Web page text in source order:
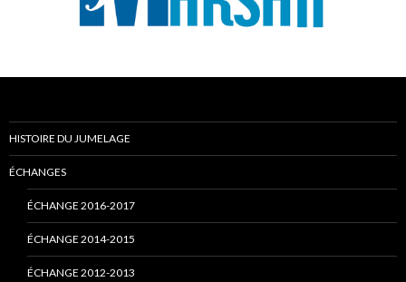
HISTOIRE DU JUMELAGE
ÉCHANGES
ÉCHANGE 2016-2017
ÉCHANGE 2014-2015
ÉCHANGE 2012-2013